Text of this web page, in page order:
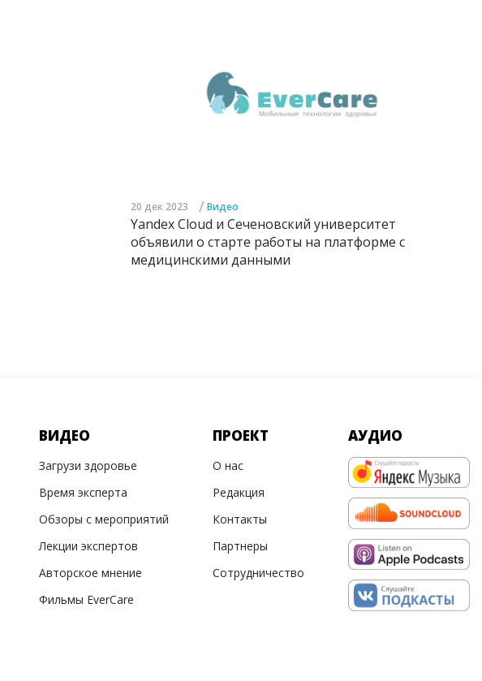
20 дек 2023 / Видео
Yandex Cloud и Сеченовский университет
объявили о старте работы на платформе с
медицинскими данными
ВИДЕО
Загрузи здоровье
Время эксперта
Обзоры с мероприятий
Лекции экспертов
Авторское мнение
Фильмы EverCare
ПРОЕКТ
О нас
Редакция
Контакты
Партнеры
Сотрудничество
АУДИО